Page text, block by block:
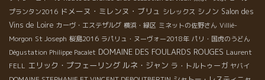
プランタン2016 ドメーヌ・ミレンヌ・ブリュ シレックス シノン Salon des
Vins de Loire カーヴ・エステザルグ 横浜・緑区 ミネットの佐野さん Villié-
Morgon St Joseph 桜島2016 ラパリュ・ヌーヴォー2018年 パリ・国虎のうどん
Dégustation Philippe Pacalet DOMAINE DES FOULARDS ROUGES Laurent
FELL エリック・プフェーリング ルネ・ジャン ラ・トルトゥーガ ヤバイ